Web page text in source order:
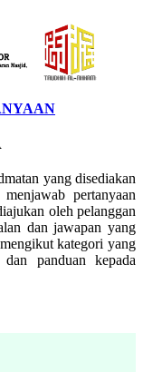
yang disediakan
pertanyaan
oleh pelanggan
dan jawapan yang
kategori yang
panduan kepada